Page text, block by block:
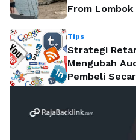
From Lombok
Tips
Strategi
Mengubah
Pembeli